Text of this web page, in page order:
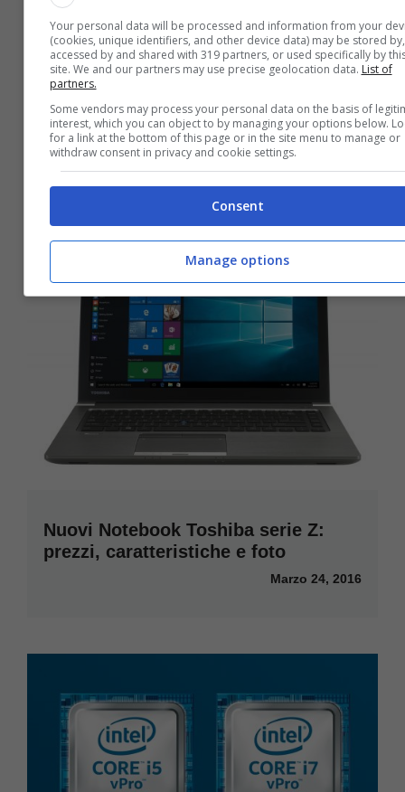
Amazon Gaming Week 2016: le
migliori offerte della settimana
Aprile 4, 2016
Nuovi Notebook Toshiba serie Z:
prezzi, caratteristiche e foto
Marzo 24, 2016
Your personal data will be processed and information from your
(cookies, unique identifiers, and other device data) may be stored by,
accessed by and shared with 319 partners, or used specifically by
site. We and our partners may use precise geolocation data. List of
partners.
Some vendors may process your personal data on the basis of
interest, which you can object to by managing your options below.
for a link at the bottom of this page or in the site menu to manage or
withdraw consent in privacy and cookie settings.
Consent
Manage options